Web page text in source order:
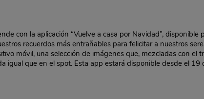
con la aplicación “Vuelve a casa por Navidad”,
recuerdos más entrañables para felicitar a nuestros
móvil, una selección de imágenes que, mezcladas con el
igual que en el spot. Esta app estará disponible desde el